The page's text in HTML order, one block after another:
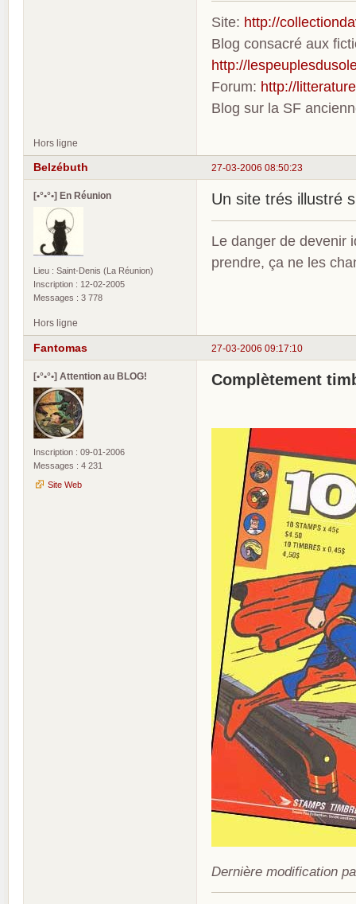
Site: http://
Blog consacré aux
http://
Forum: http://
Blog sur la SF
Hors ligne
27-03-2006 08:50:23
Belzébuth
[•°•°•] En Réunion
Lieu : Saint-Denis (La Réunion)
Inscription : 12-02-2005
Messages : 3 778
Un site trés illustré
Le danger de devenir
prendre, ça ne les
Hors ligne
27-03-2006 09:17:10
Fantomas
[•°•°•] Attention au BLOG!
Inscription : 09-01-2006
Messages : 4 231
Site Web
Complètement
Dernière modification